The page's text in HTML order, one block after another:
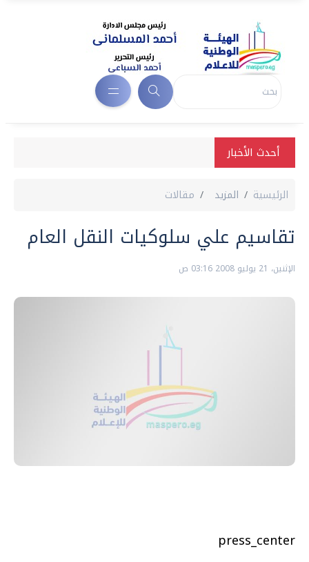
أحدث الأخبار
الرئيسية المزيد مقالات
تقاسيم علي سلوكيات النقل العام
الإثنين، 21 يوليو 2008 03:16 ص
press_center